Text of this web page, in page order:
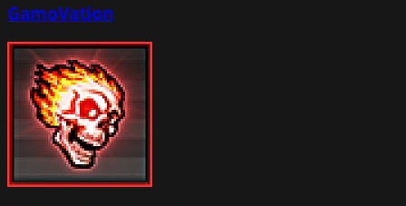
GamoVation